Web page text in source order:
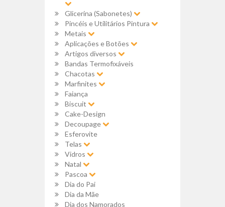
Glicerina (Sabonetes)
Pincéis e Utilitários Pintura
Metais
Aplicações e Botões
Artigos diversos
Bandas Termofixáveis
Chacotas
Marfinites
Faiança
Biscuit
Cake-Design
Decoupage
Esferovite
Telas
Vidros
Natal
Pascoa
Dia do Pai
Dia da Mãe
Dia dos Namorados